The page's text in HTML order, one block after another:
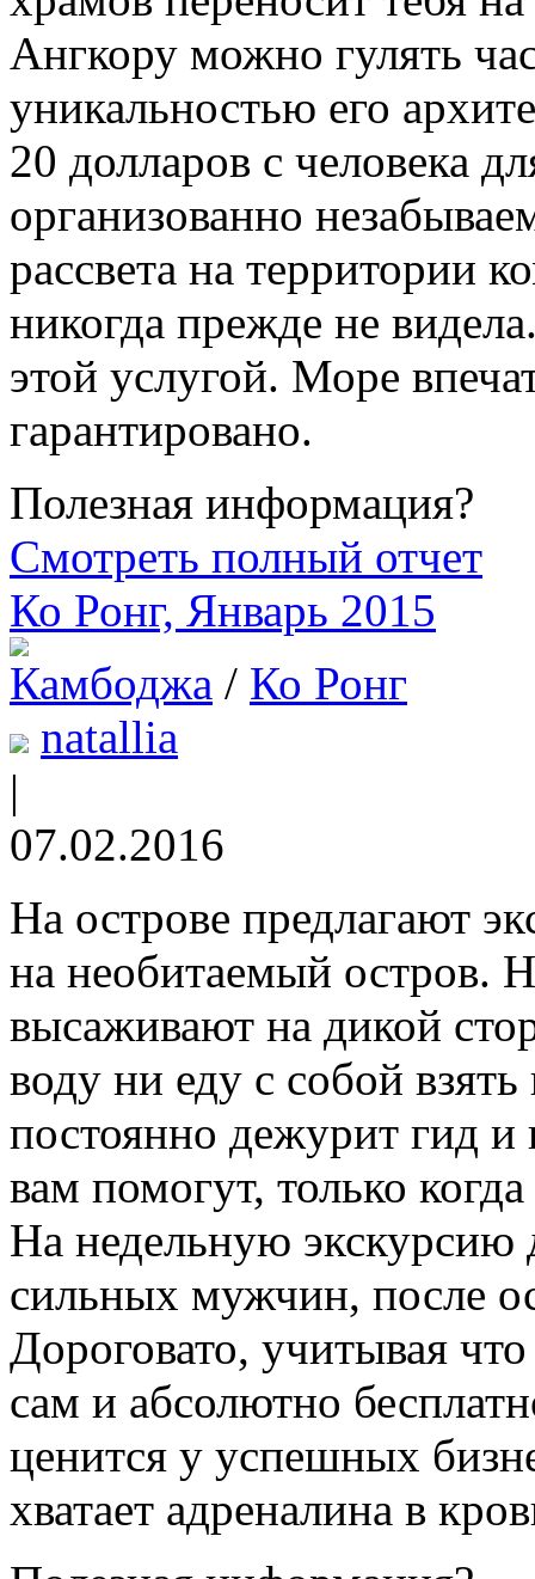
Ангкору можно гулять
уникальностью его
20 долларов с человека
организованно
рассвета на территории
никогда прежде не
этой услугой. Море
гарантировано.
Полезная информация?
Смотреть полный отчет
Ко Ронг, Январь 2015
Камбоджа / Ко Ронг
natallia
|
07.02.2016
На острове предлагают
на необитаемый остров.
высаживают на дикой
воду ни еду с собой
постоянно дежурит гид
вам помогут, только
На недельную экскурсию
сильных мужчин, после
Дороговато, учитывая
сам и абсолютно
ценится у успешных
хватает адреналина в